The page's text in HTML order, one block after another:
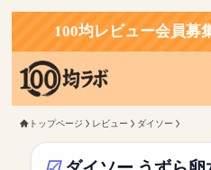
100均レビュー会員募集中
トップページ レビュー ダイソー